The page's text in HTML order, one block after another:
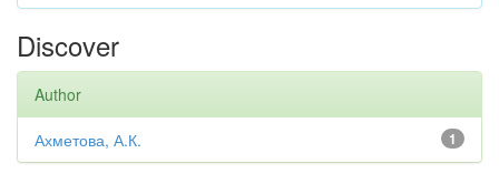
Discover
Author
1
Ахметова, А.К.